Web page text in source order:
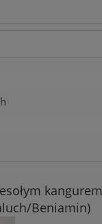
Beniamin)